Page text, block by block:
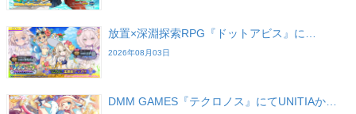
放置×深淵探索RPG『ドットアビス』に…
2026年08月03日
DMM GAMES『テクロノス』にてUNITIAか…